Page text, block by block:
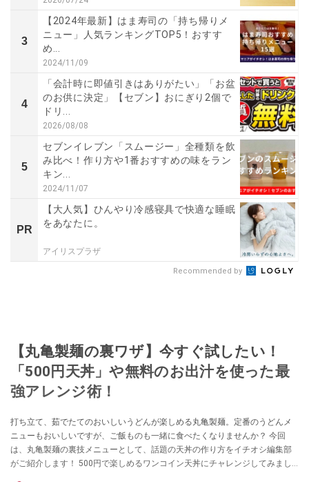
3
【2024年最新】はま寿司の「持ち帰りメ
ニュー」人気ランキングTOP5！おすす
め...
2024/11/09
4
「会計時に即値引きはありがたい」「お盆
のお供に決定」【セブン】おにぎり2個で
ドリ...
2026/08/08
5
セブンイレブン「スムージー」全種類を飲
み比べ！作り方や1番おすすめの味をラン
キン...
2024/11/07
PR
【大人気】ひんやり冷感寝具で快適な睡眠
をあなたに。
アイリスプラザ
Recommended by
【丸亀製麺の裏ワザ】今すぐ試したい！
「500円天丼」や無料のお出汁を使った最
強アレンジ術！
打ち立て、茹でたてのおいしいうどんが楽しめる丸亀製麺。定番のうどんメ
ニューもおいしいですが、ご飯ものも一緒に食べたくなりませんか？ 今回
は、丸亀製麺の裏技メニューとして、話題の天丼の作り方をイチオシ編集部
がご紹介します！ 500円で楽しめるワンコイン天丼にチャレンジしてみまし